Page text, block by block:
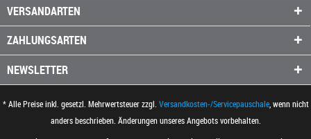
VERSANDARTEN
ZAHLUNGSARTEN
NEWSLETTER
* Alle Preise inkl. gesetzl. Mehrwertsteuer zzgl. Versandkosten-/Servicepauschale, wenn nicht
anders beschrieben. Änderungen unseres Angebots vorbehalten.